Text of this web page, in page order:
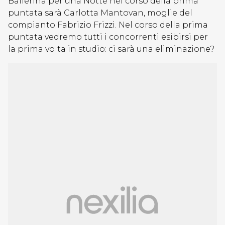
puntata sarà Carlotta Mantovan, moglie del
compianto Fabrizio Frizzi. Nel corso della prima
puntata vedremo tutti i concorrenti esibirsi per
la prima volta in studio: ci sarà una eliminazione?